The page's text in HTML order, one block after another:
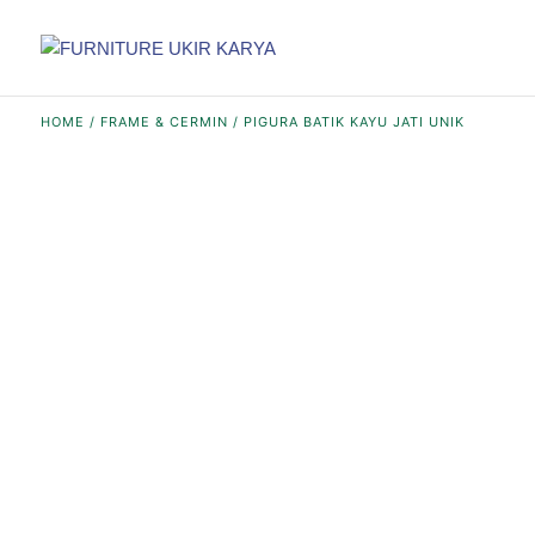
HOME / FRAME & CERMIN / PIGURA BATIK KAYU JATI UNIK